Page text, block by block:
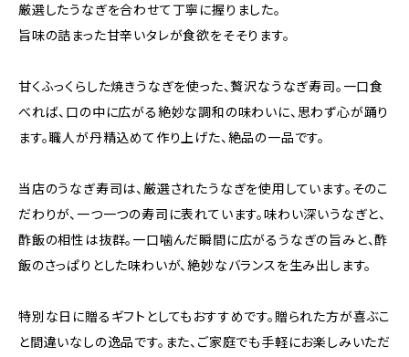
厳選したうなぎを合わせて丁寧に握りました。
旨味の詰まった甘辛いタレが食欲をそそります。
甘くふっくらした焼きうなぎを使った、贅沢なうなぎ寿司。一口食
べれば、口の中に広がる絶妙な調和の味わいに、思わず心が踊り
ます。職人が丹精込めて作り上げた、絶品の一品です。
当店のうなぎ寿司は、厳選されたうなぎを使用しています。そのこ
だわりが、一つ一つの寿司に表れています。味わい深いうなぎと、
酢飯の相性は抜群。一口噛んだ瞬間に広がるうなぎの旨みと、酢
飯のさっぱりとした味わいが、絶妙なバランスを生み出します。
特別な日に贈るギフトとしてもおすすめです。贈られた方が喜ぶこ
と間違いなしの逸品です。また、ご家庭でも手軽にお楽しみいただ